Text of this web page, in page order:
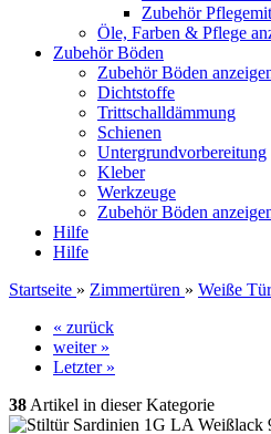
Zubehör
Öle, Farben & Pflege
Zubehör Böden
Zubehör Böden
Dichtstoffe
Trittschalldämmung
Schienen
Untergrundvorbereitung
Kleber
Werkzeuge
Zubehör Böden
Hilfe
Hilfe
Startseite » Zimmertüren » Weiße
« zurück
weiter »
Letzter »
38 Artikel in dieser Kategorie